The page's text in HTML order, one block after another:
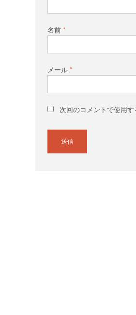
名前*
メール*
次回のコメントで使用